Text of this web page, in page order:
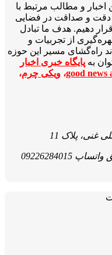
اخبار و مطالب مرتبط با
دقت و صداقت در فضایی
دهیم. هدف ما تبادل
از تجربیات و
راه‌گشای مسیر این حوزه
به پایگاه خبری اخبار
good news، ویکی چرم،
غنی، پلاک 11